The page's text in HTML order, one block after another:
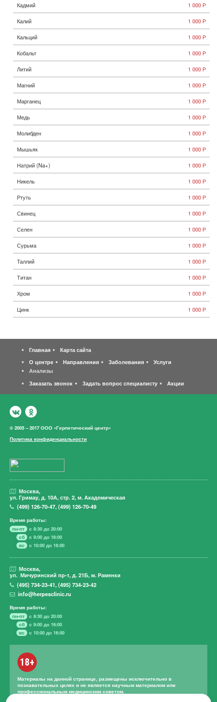
Кадмий 1 000 Р
Калий 1 000 Р
Кальций 1 000 Р
Кобальт 1 000 Р
Литий 1 000 Р
Магний 1 000 Р
Марганец 1 000 Р
Медь 1 000 Р
Молибден 1 000 Р
Мышьяк 1 000 Р
Натрий (Na+) 1 000 Р
Никель 1 000 Р
Ртуть 1 000 Р
Свинец 1 000 Р
Селен 1 000 Р
Сурьма 1 000 Р
Таллий 1 000 Р
Титан 1 000 Р
Хром 1 000 Р
Цинк 1 000 Р
Главная
Карта сайта
О центре
Направления Заболевания
Услуги
Анализы
Заказать звонок
Задать вопрос специалисту Акции
© 2005 – 2017 ООО «Герпетический центр»
Политика конфиденциальности
Москва,
ул. Гримау, д. 10А, стр. 2, м. Академическая
(499)126-70-47,(499)126-70-49
Время работы:
пн-пт
с 8:30 до 20:00
сб
с 9:00 до 16:00
вс
с 10:00 до 16:00
Москва,
ул. Мичуринский пр-т,д. 21Б, м. Раменки
(495)734-23-41,(495)734-23-42
info@herpesclinic.ru
Время работы:
пн-пт
с 8:30 до 20:00
сб
с 9:00 до 16:00
вс
с 10:00 до 16:00
18+
Материалы на данной странице, размещены исключительно в
познавательных целях и не является научным материалом или
профессиональным медицинским советом.